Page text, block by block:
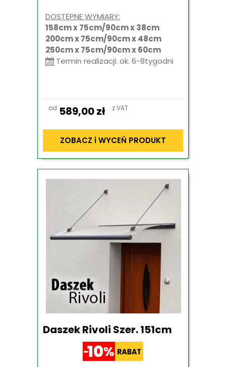
DOSTĘPNE WYMIARY:
158cm x 75cm/90cm x 38cm
200cm x 75cm/90cm x 48cm
250cm x 75cm/90cm x 60cm
Termin realizacji: ok. 6-8tygodni
od 589,00zł z VAT
ZOBACZ i WYCEŃ PRODUKT
Daszek Rivoli Szer. 151cm